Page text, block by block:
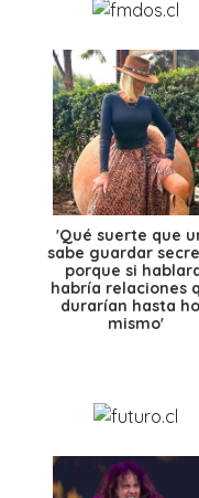
'Qué suerte que
sabe guardar
porque si
habría relaciones
durarían hasta
mismo'